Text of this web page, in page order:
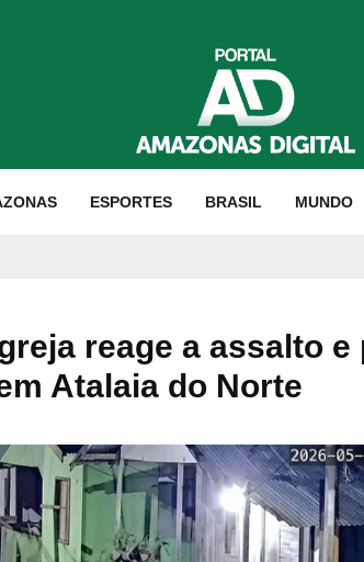
ESPORTES BRASIL MUNDO
reage a assalto e
Atalaia do Norte